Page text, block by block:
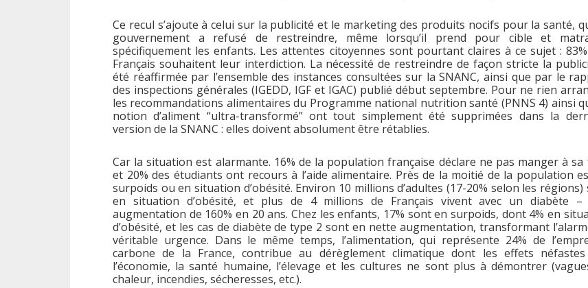
Ce recul s’ajoute à celui sur la publicité et le marketing des produits nocifs pour la santé,
gouvernement a refusé de restreindre, même lorsqu’il prend pour cible et
spécifiquement les enfants. Les attentes citoyennes sont pourtant claires à ce sujet :
Français souhaitent leur interdiction. La nécessité de restreindre de façon stricte la
été réaffirmée par l’ensemble des instances consultées sur la SNANC, ainsi que par le
des inspections générales (IGEDD, IGF et IGAC) publié début septembre. Pour ne rien
les recommandations alimentaires du Programme national nutrition santé (PNNS 4) ainsi
notion d’aliment “ultra-transformé” ont tout simplement été supprimées dans la
version de la SNANC : elles doivent absolument être rétablies.
Car la situation est alarmante. 16% de la population française déclare ne pas manger à sa
et 20% des étudiants ont recours à l’aide alimentaire. Près de la moitié de la population
surpoids ou en situation d’obésité. Environ 10 millions d’adultes (17-20% selon les régions)
en situation d’obésité, et plus de 4 millions de Français vivent avec un diabète –
augmentation de 160% en 20 ans. Chez les enfants, 17% sont en surpoids, dont 4% en
d’obésité, et les cas de diabète de type 2 sont en nette augmentation, transformant
véritable urgence. Dans le même temps, l’alimentation, qui représente 24% de
carbone de la France, contribue au dérèglement climatique dont les effets
l’économie, la santé humaine, l’élevage et les cultures ne sont plus à démontrer
chaleur, incendies, sécheresses, etc.).